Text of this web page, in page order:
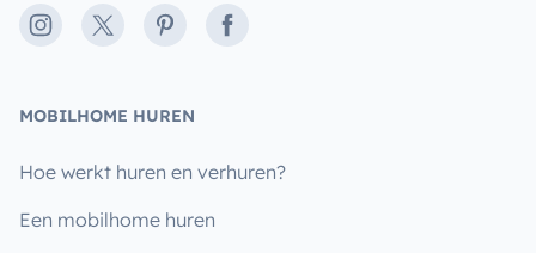
Instagram
X PinterestFacebook
MOBILHOME HUREN
Hoe werkt huren en verhuren?
Een mobilhome huren